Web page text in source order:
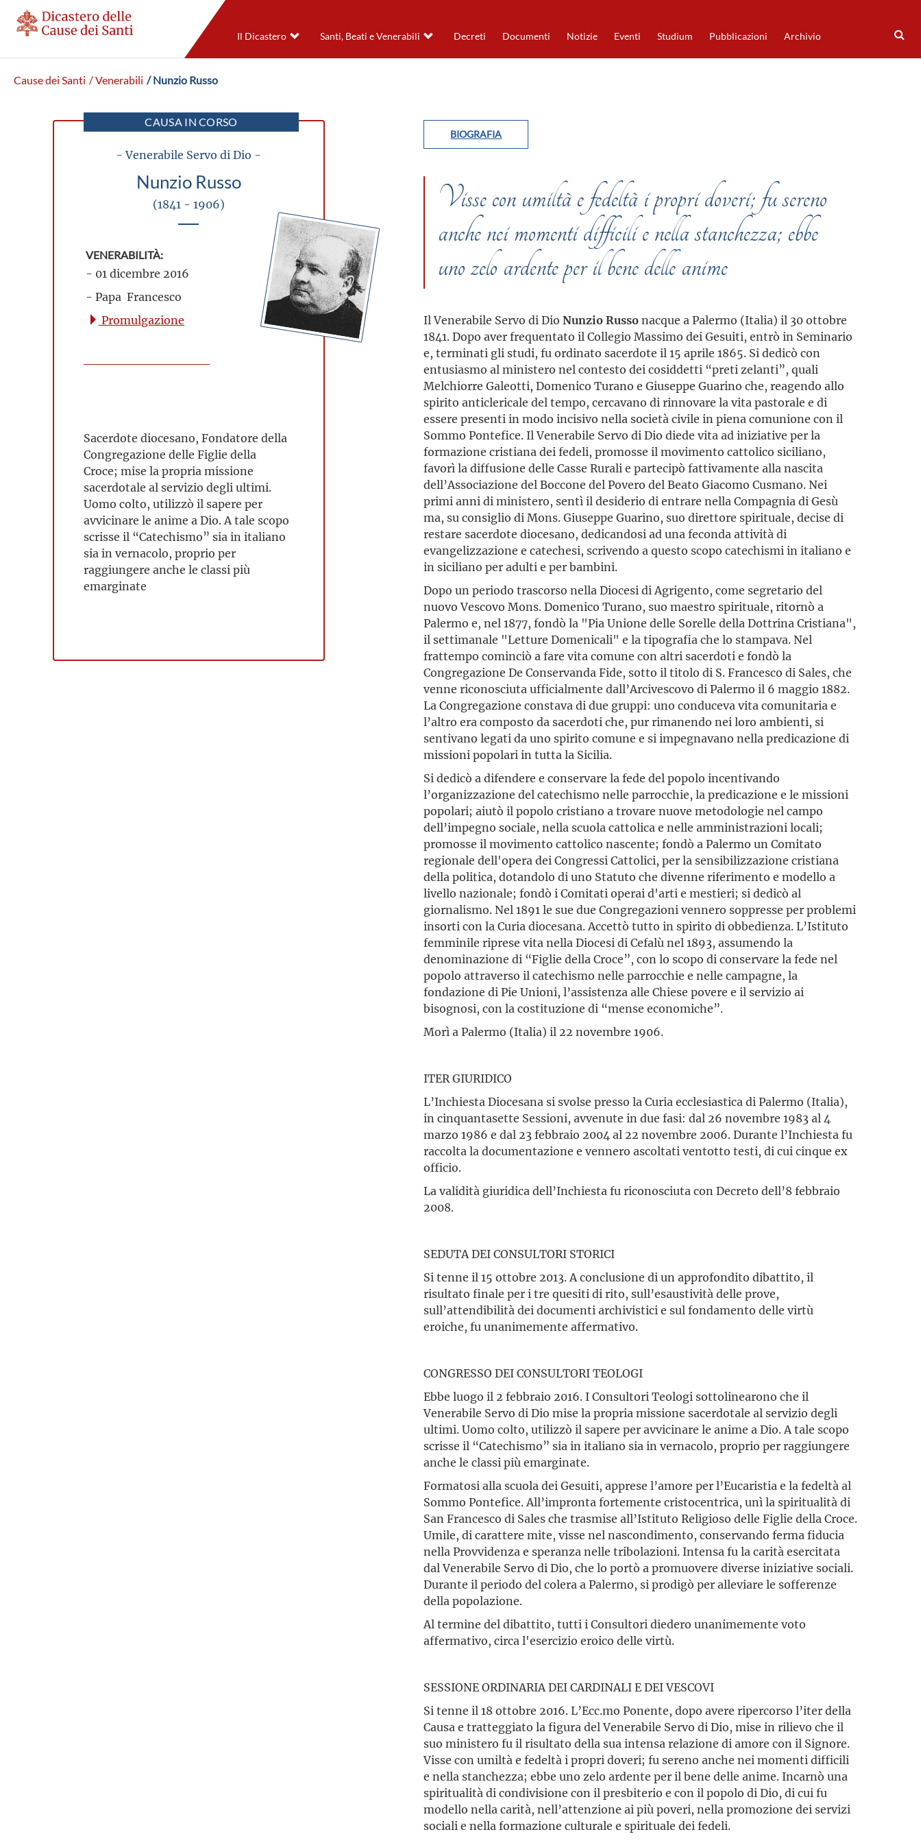
Il Dicastero Santi, Beati e Venerabili Decreti Documenti Notizie Eventi Studium Pubblicazioni Archivio
Cause dei Santi / Venerabili / Nunzio Russo
CAUSA IN CORSO
- Venerabile Servo di Dio -
Nunzio Russo
(1841 - 1906)
VENERABILITÀ:
- 01 dicembre 2016
- Papa Francesco
Promulgazione
Sacerdote diocesano, Fondatore della
Congregazione delle Figlie della
Croce; mise la propria missione
sacerdotale al servizio degli ultimi.
Uomo colto, utilizzò il sapere per
avvicinare le anime a Dio. A tale scopo
scrisse il “Catechismo” sia in italiano
sia in vernacolo, proprio per
raggiungere anche le classi più
emarginate
BIOGRAFIA
Visse con umiltà e fedeltà i propri doveri; fu sereno
anche nei momenti difficili e nella stanchezza; ebbe
uno zelo ardente per il bene delle anime
Il Venerabile Servo di DioNunzio Russonacque a Palermo (Italia) il 30 ottobre
1841. Dopo aver frequentato il Collegio Massimo dei Gesuiti, entrò in Seminario
e, terminati gli studi, fu ordinato sacerdote il 15 aprile 1865. Si dedicò con
entusiasmo al ministero nel contesto dei cosiddetti “preti zelanti”, quali
Melchiorre Galeotti, Domenico Turano e Giuseppe Guarino che, reagendo allo
spirito anticlericale del tempo, cercavano di rinnovare la vita pastorale e di
essere presenti in modo incisivo nella società civile in piena comunione con il
Sommo Pontefice. Il Venerabile Servo di Dio diede vita ad iniziative per la
formazione cristiana dei fedeli, promosse il movimento cattolico siciliano,
favorì la diffusione delle Casse Rurali e partecipò fattivamente alla nascita
dell’Associazione del Boccone del Povero del Beato Giacomo Cusmano. Nei
primi anni di ministero, sentì il desiderio di entrare nella Compagnia di Gesù
ma, su consiglio di Mons. Giuseppe Guarino, suo direttore spirituale, decise di
restare sacerdote diocesano, dedicandosi ad una feconda attività di
evangelizzazione e catechesi, scrivendo a questo scopo catechismi in italiano e
in siciliano per adulti e per bambini.
Dopo un periodo trascorso nella Diocesi di Agrigento, come segretario del
nuovo Vescovo Mons. Domenico Turano, suo maestro spirituale, ritornò a
Palermo e, nel 1877, fondò la "Pia Unione delle Sorelle della Dottrina Cristiana",
il settimanale "Letture Domenicali" e la tipografia che lo stampava. Nel
frattempo cominciò a fare vita comune con altri sacerdoti e fondò la
Congregazione De Conservanda Fide, sotto il titolo di S. Francesco di Sales, che
venne riconosciuta ufficialmente dall’Arcivescovo di Palermo il 6 maggio 1882.
La Congregazione constava di due gruppi: uno conduceva vita comunitaria e
l’altro era composto da sacerdoti che, pur rimanendo nei loro ambienti, si
sentivano legati da uno spirito comune e si impegnavano nella predicazione di
missioni popolari in tutta la Sicilia.
Si dedicò a difendere e conservare la fede del popolo incentivando
l’organizzazione del catechismo nelle parrocchie, la predicazione e le missioni
popolari; aiutò il popolo cristiano a trovare nuove metodologie nel campo
dell’impegno sociale, nella scuola cattolica e nelle amministrazioni locali;
promosse il movimento cattolico nascente; fondò a Palermo un Comitato
regionale dell'opera dei Congressi Cattolici, per la sensibilizzazione cristiana
della politica, dotandolo di uno Statuto che divenne riferimento e modello a
livello nazionale; fondò i Comitati operai d'arti e mestieri; si dedicò al
giornalismo. Nel 1891 le sue due Congregazioni vennero soppresse per problemi
insorti con la Curia diocesana. Accettò tutto in spirito di obbedienza. L’Istituto
femminile riprese vita nella Diocesi di Cefalù nel 1893, assumendo la
denominazione di “Figlie della Croce”, con lo scopo di conservare la fede nel
popolo attraverso il catechismo nelle parrocchie e nelle campagne, la
fondazione di Pie Unioni, l’assistenza alle Chiese povere e il servizio ai
bisognosi, con la costituzione di “mense economiche”.
Morì a Palermo (Italia) il 22 novembre 1906.
ITER GIURIDICO
L’Inchiesta Diocesana si svolse presso la Curia ecclesiastica di Palermo (Italia),
in cinquantasette Sessioni, avvenute in due fasi: dal 26 novembre 1983 al 4
marzo 1986 e dal 23 febbraio 2004 al 22 novembre 2006. Durante l’Inchiesta fu
raccolta la documentazione e vennero ascoltati ventotto testi, di cui cinque ex
officio.
La validità giuridica dell’Inchiesta fu riconosciuta con Decreto dell’8 febbraio
2008.
SEDUTA DEI CONSULTORI STORICI
Si tenne il 15 ottobre 2013. A conclusione di un approfondito dibattito, il
risultato finale per i tre quesiti di rito, sull’esaustività delle prove,
sull’attendibilità dei documenti archivistici e sul fondamento delle virtù
eroiche, fu unanimemente affermativo.
CONGRESSO DEI CONSULTORI TEOLOGI
Ebbe luogo il 2 febbraio 2016. I Consultori Teologi sottolinearono che il
Venerabile Servo di Dio mise la propria missione sacerdotale al servizio degli
ultimi. Uomo colto, utilizzò il sapere per avvicinare le anime a Dio. A tale scopo
scrisse il “Catechismo” sia in italiano sia in vernacolo, proprio per raggiungere
anche le classi più emarginate.
Formatosi alla scuola dei Gesuiti, apprese l’amore per l’Eucaristia e la fedeltà al
Sommo Pontefice. All’impronta fortemente cristocentrica, unì la spiritualità di
San Francesco di Sales che trasmise all’Istituto Religioso delle Figlie della Croce.
Umile, di carattere mite, visse nel nascondimento, conservando ferma fiducia
nella Provvidenza e speranza nelle tribolazioni. Intensa fu la carità esercitata
dal Venerabile Servo di Dio, che lo portò a promuovere diverse iniziative sociali.
Durante il periodo del colera a Palermo, si prodigò per alleviare le sofferenze
della popolazione.
Al termine del dibattito, tutti i Consultori diedero unanimemente voto
affermativo, circa l'esercizio eroico delle virtù.
SESSIONE ORDINARIA DEI CARDINALI E DEI VESCOVI
Si tenne il 18 ottobre 2016. L’Ecc.mo Ponente, dopo avere ripercorso l’iter della
Causa e tratteggiato la figura del Venerabile Servo di Dio, mise in rilievo che il
suo ministero fu il risultato della sua intensa relazione di amore con il Signore.
Visse con umiltà e fedeltà i propri doveri; fu sereno anche nei momenti difficili
e nella stanchezza; ebbe uno zelo ardente per il bene delle anime. Incarnò una
spiritualità di condivisione con il presbiterio e con il popolo di Dio, di cui fu
modello nella carità, nell’attenzione ai più poveri, nella promozione dei servizi
sociali e nella formazione culturale e spirituale dei fedeli.